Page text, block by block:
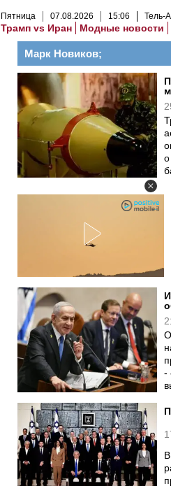
Пятница 07.08.2026 15:06 Тель-
Трамп vs Иран Модные новости
Марк Новиков;
-